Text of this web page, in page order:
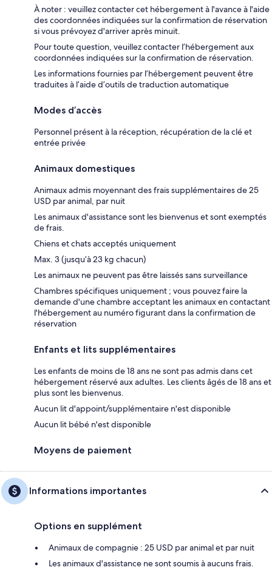
À noter : veuillez contacter cet hébergement à l'avance à l'aide
des coordonnées indiquées sur la confirmation de réservation
si vous prévoyez d'arriver après minuit.
Pour toute question, veuillez contacter l’hébergement aux
coordonnées indiquées sur la confirmation de réservation.
Les informations fournies par l’hébergement peuvent être
traduites à l’aide d’outils de traduction automatique
Modes d’accès
Personnel présent à la réception, récupération de la clé et
entrée privée
Animaux domestiques
Animaux admis moyennant des frais supplémentaires de 25
USD par animal, par nuit
Les animaux d'assistance sont les bienvenus et sont exemptés
de frais.
Chiens et chats acceptés uniquement
Max. 3 (jusqu’à 23 kg chacun)
Les animaux ne peuvent pas être laissés sans surveillance
Chambres spécifiques uniquement ; vous pouvez faire la
demande d'une chambre acceptant les animaux en contactant
l'hébergement au numéro figurant dans la confirmation de
réservation
Enfants et lits supplémentaires
Les enfants de moins de 18 ans ne sont pas admis dans cet
hébergement réservé aux adultes. Les clients âgés de 18 ans et
plus sont les bienvenus.
Aucun lit d'appoint/supplémentaire n'est disponible
Aucun lit bébé n'est disponible
Moyens de paiement
Informations importantes
Options en supplément
Animaux de compagnie : 25 USD par animal et par nuit
Les animaux d'assistance ne sont soumis à aucuns frais.